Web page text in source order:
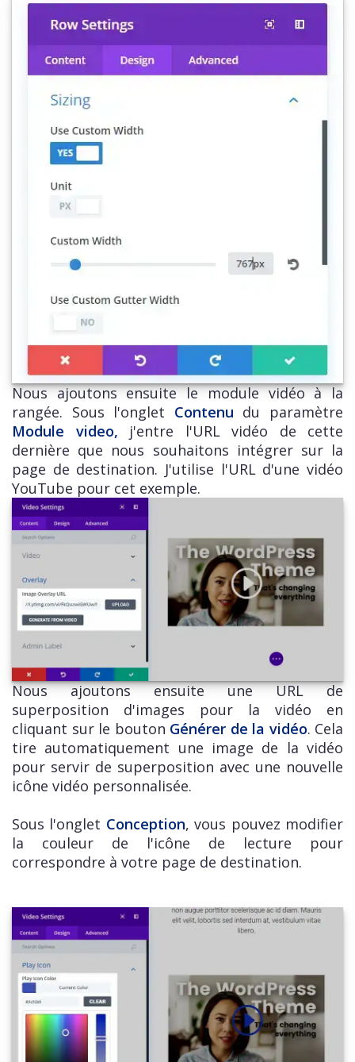
Nous ajoutons ensuite le module vidéo à la
rangée. Sous l'onglet Contenu du paramètre
Module video, j'entre l'URL vidéo de cette
dernière que nous souhaitons intégrer sur la
page de destination. J'utilise l'URL d'une vidéo
YouTube pour cet exemple.
Nous ajoutons ensuite une URL de
superposition d'images pour la vidéo en
cliquant sur le bouton Générer de la vidéo. Cela
tire automatiquement une image de la vidéo
pour servir de superposition avec une nouvelle
icône vidéo personnalisée.
Sous l'onglet Conception, vous pouvez modifier
la couleur de l'icône de lecture pour
correspondre à votre page de destination.